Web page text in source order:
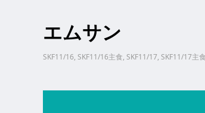
エムサン
SKF11/16, SKF11/16主食, SKF11/17, SKF11/17主食